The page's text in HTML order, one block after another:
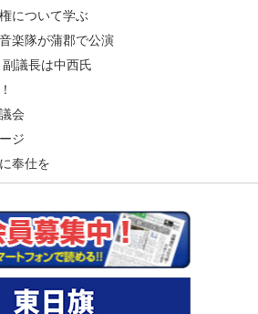
について学ぶ
楽隊が蒲郡で公演
議長は中西氏
会
ジ
奉仕を